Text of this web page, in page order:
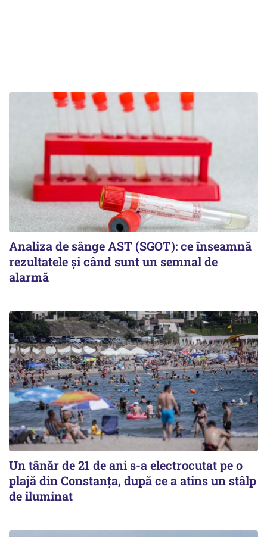
Analiza de sânge AST (SGOT): ce înseamnă
rezultatele și când sunt un semnal de
alarmă
Un tânăr de 21 de ani s-a electrocutat pe o
plajă din Constanța, după ce a atins un stâlp
de iluminat